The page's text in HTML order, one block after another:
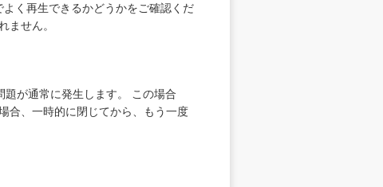
く再生できるかどうかをご確認くだ
ません。
が通常に発生します。 この場合
合、一時的に閉じてから、もう一度